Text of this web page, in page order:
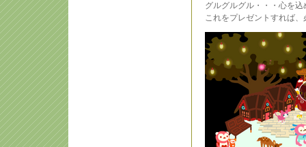
グルグルグル・・・心を
これをプレゼントすれば